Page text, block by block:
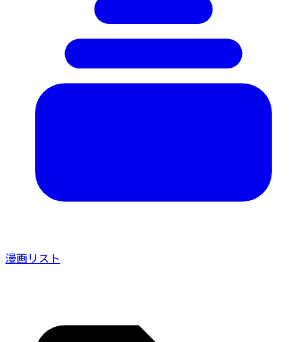
漫画リスト